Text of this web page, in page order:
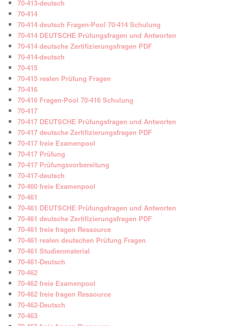
70-413-deutsch
70-414
70-414 deutsch Fragen-Pool 70-414 Schulung
70-414 DEUTSCHE Prüfungsfragen und Antworten
70-414 deutsche Zertifizierungsfragen PDF
70-414-deutsch
70-415
70-415 realen Prüfung Fragen
70-416
70-416 Fragen-Pool 70-416 Schulung
70-417
70-417 DEUTSCHE Prüfungsfragen und Antworten
70-417 deutsche Zertifizierungsfragen PDF
70-417 freie Examenpool
70-417 Prüfung
70-417 Prüfungsvorbereitung
70-417-deutsch
70-460 freie Examenpool
70-461
70-461 DEUTSCHE Prüfungsfragen und Antworten
70-461 deutsche Zertifizierungsfragen PDF
70-461 freie fragen Ressource
70-461 realen deutschen Prüfung Fragen
70-461 Studienmaterial
70-461-Deutsch
70-462
70-462 freie Examenpool
70-462 freie fragen Ressource
70-462-Deutsch
70-463